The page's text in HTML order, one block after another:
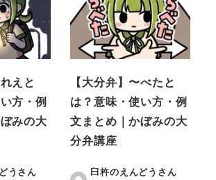
えと
方・例
みの大
うさん
【大分弁】〜べたと
は？意味・使い方・例
文まとめ｜かぼみの大
分弁講座
臼杵のえんどうさん